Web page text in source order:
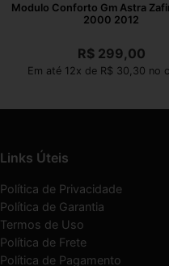
Modulo Conforto Gm Astra
2000 2012
R$299,00
Em até 12x de R$ 30,30 no
Links Úteis
Política de Privacidade
Política de Garantia
Termos de Uso
Política de Frete
Política de Pagamento